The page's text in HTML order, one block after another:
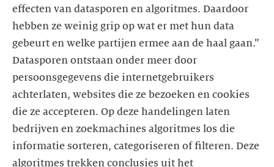
effecten van datasporen en algoritmes. Daardoor
hebben ze weinig grip op wat er met hun data
gebeurt en welke partijen ermee aan de haal gaan.”
Datasporen ontstaan onder meer door
persoonsgegevens die internetgebruikers
achterlaten, websites die ze bezoeken en cookies
die ze accepteren. Op deze handelingen laten
bedrijven en zoekmachines algoritmes los die
informatie sorteren, categoriseren of filteren. Deze
algoritmes trekken conclusies uit het